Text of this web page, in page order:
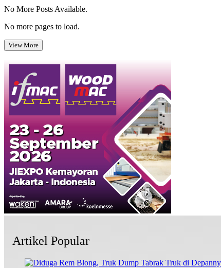
No More Posts Available.
No more pages to load.
View More
Artikel Popular